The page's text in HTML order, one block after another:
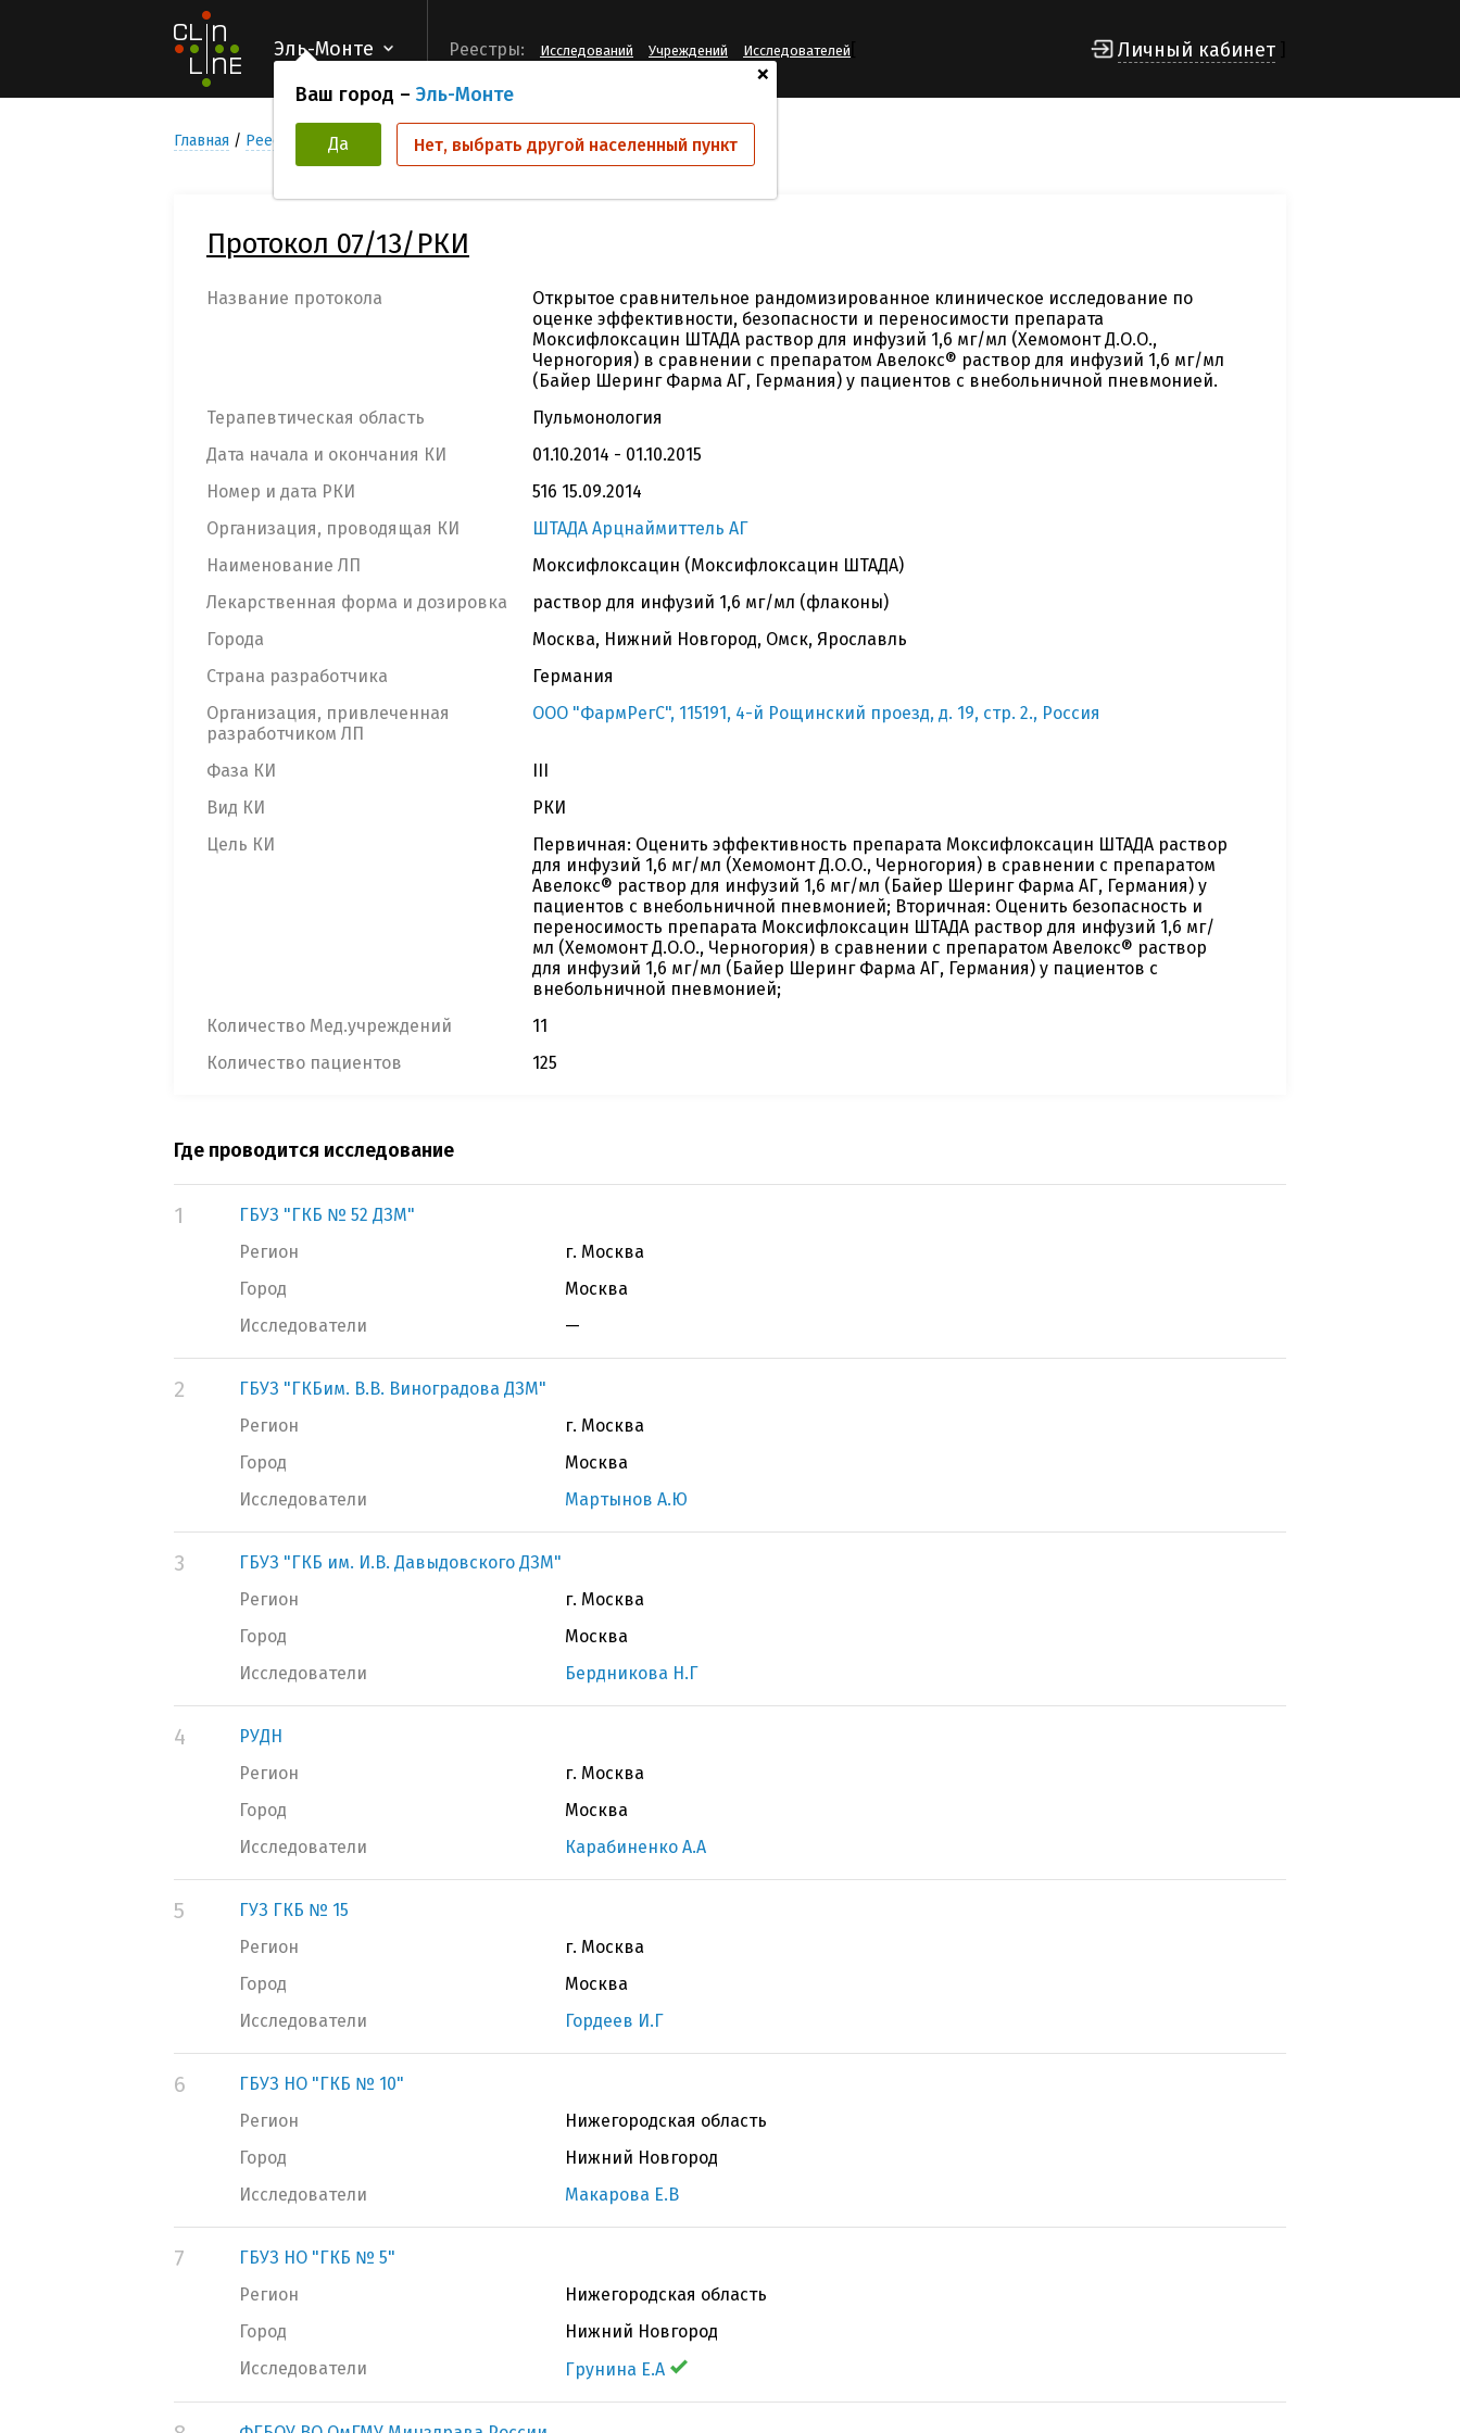
Эль-Монте
+
Ваш город – Эль-Монте
Да Нет, выбрать другой населенный пункт
Реестры: Исследований Учреждений Исследователей Личный кабинет
Главная Реестр Клинических исследований 07/13/РКИ
Протокол 07/13/РКИ
Название протокола
Открытое сравнительное рандомизированное клиническое исследование по
оценке эффективности, безопасности и переносимости препарата
Моксифлоксацин ШТАДА раствор для инфузий 1,6 мг/мл (Хемомонт Д.О.О.,
Черногория) в сравнении с препаратом Авелокс® раствор для инфузий 1,6 мг/мл
(Байер Шеринг Фарма АГ, Германия) у пациентов с внебольничной пневмонией.
Терапевтическая область
Пульмонология
Дата начала и окончания КИ
01.10.2014 - 01.10.2015
Номер и дата РКИ
516 15.09.2014
Организация, проводящая КИ
ШТАДА Арцнаймиттель АГ
Наименование ЛП
Моксифлоксацин (Моксифлоксацин ШТАДА)
Лекарственная форма и дозировка
раствор для инфузий 1,6 мг/мл (флаконы)
Города
Москва, Нижний Новгород, Омск, Ярославль
Страна разработчика
Германия
Организация, привлеченная
разработчиком ЛП
ООО "ФармРегС", 115191, 4-й Рощинский проезд, д. 19, стр. 2., Россия
Фаза КИ
III
Вид КИ
РКИ
Цель КИ
Первичная: Оценить эффективность препарата Моксифлоксацин ШТАДА раствор
для инфузий 1,6 мг/мл (Хемомонт Д.О.О., Черногория) в сравнении с препаратом
Авелокс® раствор для инфузий 1,6 мг/мл (Байер Шеринг Фарма АГ, Германия) у
пациентов с внебольничной пневмонией; Вторичная: Оценить безопасность и
переносимость препарата Моксифлоксацин ШТАДА раствор для инфузий 1,6 мг/
мл (Хемомонт Д.О.О., Черногория) в сравнении с препаратом Авелокс® раствор
для инфузий 1,6 мг/мл (Байер Шеринг Фарма АГ, Германия) у пациентов с
внебольничной пневмонией;
Количество Мед.учреждений
11
Количество пациентов
125
Где проводится исследование
1
ГБУЗ "ГКБ № 52 ДЗМ"
Регион
г. Москва
Город
Москва
Исследователи
—
2
ГБУЗ "ГКБим. В.В. Виноградова ДЗМ"
Регион
г. Москва
Город
Москва
Исследователи
Мартынов А.Ю
3
ГБУЗ "ГКБ им. И.В. Давыдовского ДЗМ"
Регион
г. Москва
Город
Москва
Исследователи
Бердникова Н.Г
4
РУДН
Регион
г. Москва
Город
Москва
Исследователи
Карабиненко А.А
5
ГУЗ ГКБ № 15
Регион
г. Москва
Город
Москва
Исследователи
Гордеев И.Г
6
ГБУЗ НО "ГКБ № 10"
Регион
Нижегородская область
Город
Нижний Новгород
Исследователи
Макарова Е.В
7
ГБУЗ НО "ГКБ № 5"
Регион
Нижегородская область
Город
Нижний Новгород
Исследователи
Грунина Е.А